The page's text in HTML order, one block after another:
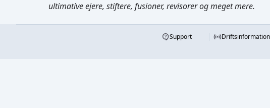
ultimative ejere, stiftere, fusioner, revisorer og meget mere.
Support
Driftsinformation